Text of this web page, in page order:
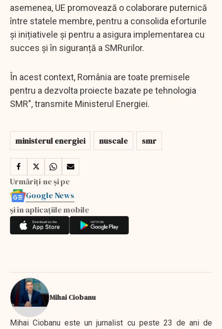
asemenea, UE promovează o colaborare puternică
între statele membre, pentru a consolida eforturile
și inițiativele și pentru a asigura implementarea cu
succes și în siguranță a SMRurilor.
În acest context, România are toate premisele
pentru a dezvolta proiecte bazate pe tehnologia
SMR", transmite Ministerul Energiei.
ministerul energiei nuscale smr
Urmăriți-ne și pe
Google News
și în aplicațiile mobile
Mihai Ciobanu
Mihai Ciobanu este un jurnalist cu peste 23 de ani de